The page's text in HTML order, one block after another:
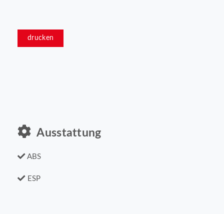
drucken
Ausstattung
ABS
ESP